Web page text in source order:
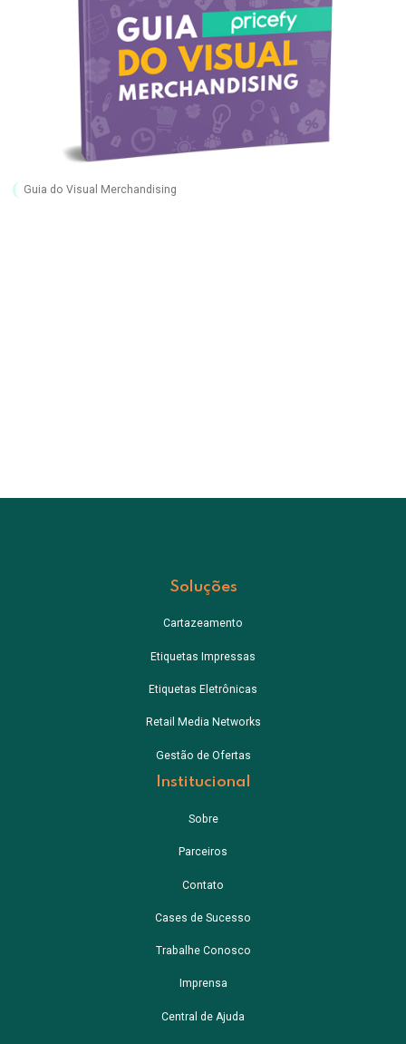
Guia do Visual Merchandising
Soluções
Cartazeamento
Etiquetas Impressas
Etiquetas Eletrônicas
Retail Media Networks
Gestão de Ofertas
Institucional
Sobre
Parceiros
Contato
Cases de Sucesso
Trabalhe Conosco
Imprensa
Central de Ajuda